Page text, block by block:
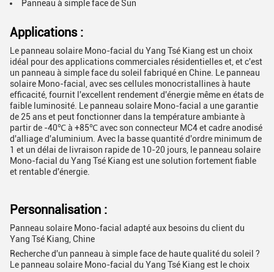
Panneau à simple face de Sun
Applications :
Le panneau solaire Mono-facial du Yang Tsé Kiang est un choix
idéal pour des applications commerciales résidentielles et, et c'est
un panneau à simple face du soleil fabriqué en Chine. Le panneau
solaire Mono-facial, avec ses cellules monocristallines à haute
efficacité, fournit l'excellent rendement d'énergie même en états de
faible luminosité. Le panneau solaire Mono-facial a une garantie
de 25 ans et peut fonctionner dans la température ambiante à
partir de -40℃ à +85℃ avec son connecteur MC4 et cadre anodisé
d'alliage d'aluminium. Avec la basse quantité d'ordre minimum de
1 et un délai de livraison rapide de 10-20 jours, le panneau solaire
Mono-facial du Yang Tsé Kiang est une solution fortement fiable
et rentable d'énergie.
Personnalisation :
Panneau solaire Mono-facial adapté aux besoins du client du
Yang Tsé Kiang, Chine
Recherche d'un panneau à simple face de haute qualité du soleil ?
Le panneau solaire Mono-facial du Yang Tsé Kiang est le choix